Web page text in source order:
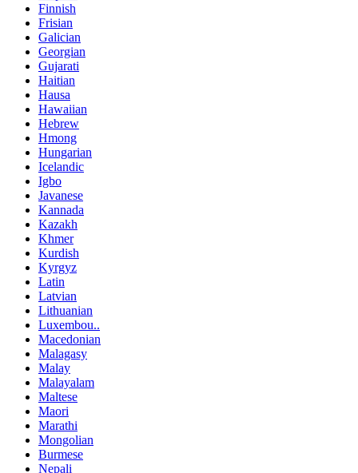
Finnish
Frisian
Galician
Georgian
Gujarati
Haitian
Hausa
Hawaiian
Hebrew
Hmong
Hungarian
Icelandic
Igbo
Javanese
Kannada
Kazakh
Khmer
Kurdish
Kyrgyz
Latin
Latvian
Lithuanian
Luxembou..
Macedonian
Malagasy
Malay
Malayalam
Maltese
Maori
Marathi
Mongolian
Burmese
Nepali